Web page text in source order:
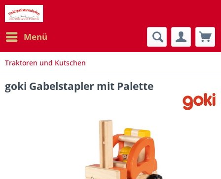
Menü
Traktoren und Kutschen
goki Gabelstapler mit Palette